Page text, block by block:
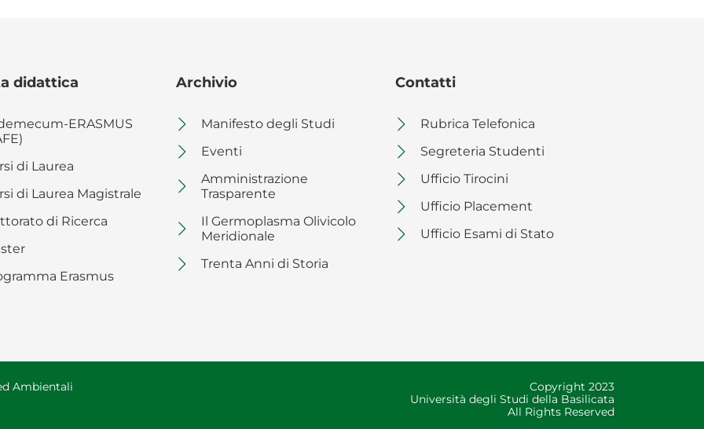
didattica
ERASMUS
di Laurea
di Laurea Magistrale
di Ricerca
Erasmus
Archivio
Manifesto degli Studi
Eventi
Amministrazione
Trasparente
Il Germoplasma Olivicolo
Meridionale
Trenta Anni di Storia
Contatti
Rubrica Telefonica
Segreteria Studenti
Ufficio Tirocini
Ufficio Placement
Ufficio Esami di Stato
Ambientali
Copyright 2023
Università degli Studi della Basilicata
All Rights Reserved